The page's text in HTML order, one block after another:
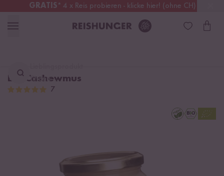
GRATIS* 4 x Reis probieren - klicke hier! (ohne CH)
Österreich Kostenloser Versand
finden ...
Bio Cashewmus
7